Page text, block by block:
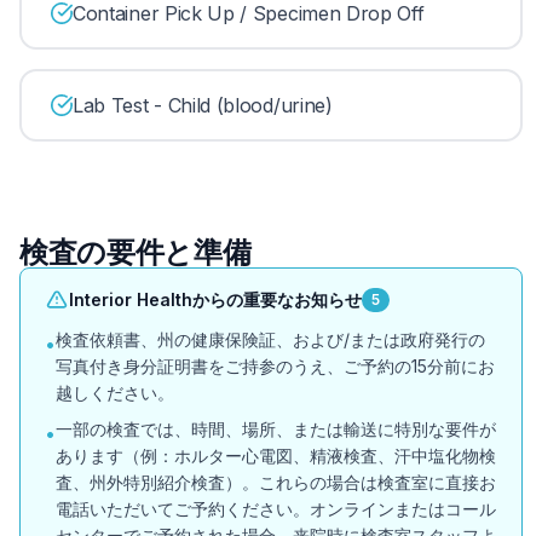
Container Pick Up / Specimen Drop Off
Lab Test - Child (blood/urine)
検査の要件と準備
Interior Healthからの重要なお知らせ 5
•検査依頼書、州の健康保険証、および/または政府発行の
写真付き身分証明書をご持参のうえ、ご予約の15分前にお
越しください。
•一部の検査では、時間、場所、または輸送に特別な要件が
あります（例：ホルター心電図、精液検査、汗中塩化物検
査、州外特別紹介検査）。これらの場合は検査室に直接お
電話いただいてご予約ください。オンラインまたはコール